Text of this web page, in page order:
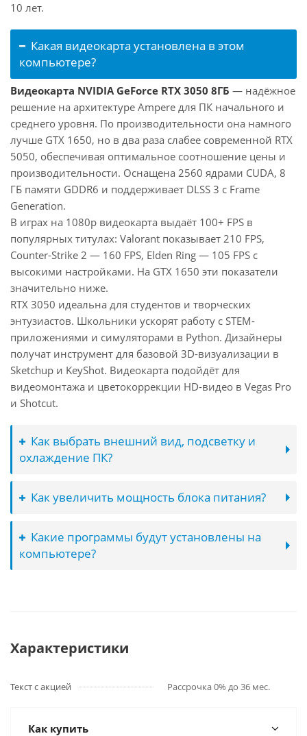
10 лет.
Какая видеокарта установлена в этом
компьютере?
Видеокарта NVIDIA GeForce RTX 3050 8ГБ — надёжное
решение на архитектуре Ampere для ПК начального и
среднего уровня. По производительности она намного
лучше GTX 1650, но в два раза слабее современной RTX
5050, обеспечивая оптимальное соотношение цены и
производительности. Оснащена 2560 ядрами CUDA, 8
ГБ памяти GDDR6 и поддерживает DLSS 3 с Frame
Generation.
В играх на 1080p видеокарта выдаёт 100+ FPS в
популярных титулах: Valorant показывает 210 FPS,
Counter-Strike 2 — 160 FPS, Elden Ring — 105 FPS с
высокими настройками. На GTX 1650 эти показатели
значительно ниже.
RTX 3050 идеальна для студентов и творческих
энтузиастов. Школьники ускорят работу с STEM-
приложениями и симуляторами в Python. Дизайнеры
получат инструмент для базовой 3D-визуализации в
Sketchup и KeyShot. Видеокарта подойдёт для
видеомонтажа и цветокоррекции HD-видео в Vegas Pro
и Shotcut.
Как выбрать внешний вид, подсветку и
охлаждение ПК?
Как увеличить мощность блока питания?
Какие программы будут установлены на
компьютере?
Характеристики
Текст с акцией Рассрочка 0% до 36 мес.
Как купить